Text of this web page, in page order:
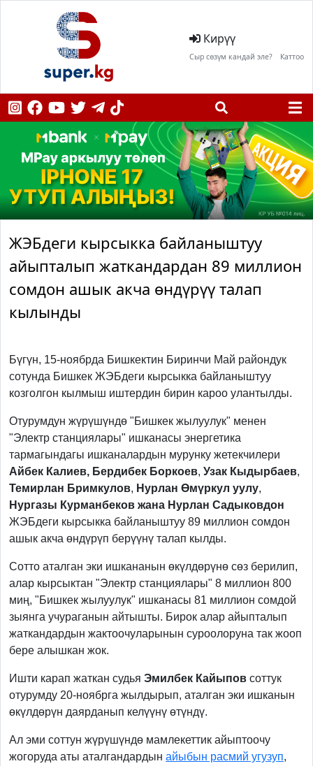
Кирүү
Сыр сөзүм кандай эле? Каттоо
ЖЭБдеги кырсыкка байланыштуу
айыпталып жаткандардан 89 миллион
сомдон ашык акча өндүрүү талап
кылынды
Бүгүн, 15-ноябрда Бишкектин Биринчи Май райондук
сотунда Бишкек ЖЭБдеги кырсыкка байланыштуу
козголгон кылмыш иштердин бирин кароо улантылды.
Отурумдун жүрүшүндө "Бишкек жылуулук" менен
"Электр станциялары" ишканасы энергетика
тармагындагы ишканалардын мурунку жетекчилери
Айбек Калиев, Бердибек Боркоев, Узак Кыдырбаев,
Темирлан Бримкулов, Нурлан Өмүркул уулу,
Нургазы Курманбеков жана Нурлан Садыковдон
ЖЭБдеги кырсыкка байланыштуу 89 миллион сомдон
ашык акча өндүрүп берүүнү талап кылды.
Сотто аталган эки ишкананын өкүлдөрүнө сөз берилип,
алар кырсыктан "Электр станциялары" 8 миллион 800
миң, "Бишкек жылуулук" ишканасы 81 миллион сомдой
зыянга учураганын айтышты. Бирок алар айыпталып
жаткандардын жактоочуларынын суроолоруна так жооп
бере алышкан жок.
Ишти карап жаткан судья Эмилбек Кайыпов соттук
отурумду 20-ноябрга жылдырып, аталган эки ишканын
өкүлдөрүн даярданып келүүнү өтүндү.
Ал эми соттун жүрүшүндө мамлекеттик айыптоочу
жогоруда аты аталгандардын айыбын расмий угузуп,